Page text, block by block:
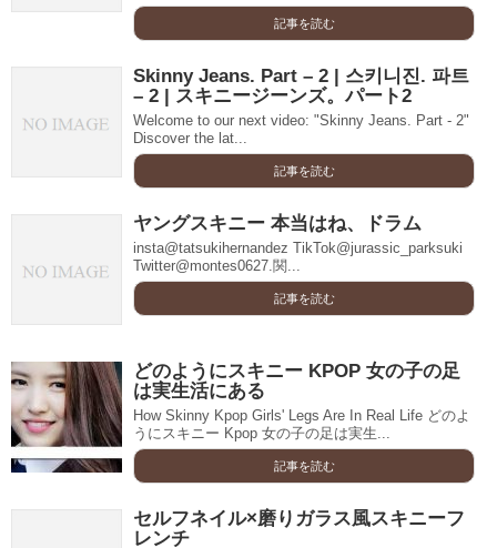
記事を読む
Skinny Jeans. Part – 2 | 스키니진. 파트
– 2 | スキニージーンズ。パート2
Welcome to our next video: "Skinny Jeans. Part - 2"
Discover the lat...
記事を読む
ヤングスキニー 本当はね、ドラム
insta@tatsukihernandez TikTok@jurassic_parksuki
Twitter@montes0627.関...
記事を読む
どのようにスキニー KPOP 女の子の足
は実生活にある
How Skinny Kpop Girls' Legs Are In Real Life どのよ
うにスキニー Kpop 女の子の足は実生...
記事を読む
セルフネイル×磨りガラス風スキニーフ
レンチ